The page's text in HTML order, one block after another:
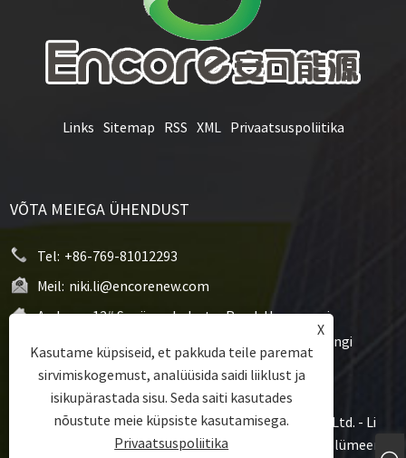
Links Sitemap RSS XML Privaatsuspoliitika
VÕTA MEIEGA ÜHENDUST
Tel: +86-769-81012293
Meil: niki.li@encorenew.com
Aadress: 12# Sanjiang Industry Road, Hengquani
kogukond, Hengli linn, Dongguani linn, Guangdongi
provints, Hiina
Autoriõigus © 2022 Dongguan Encore Energy Co.,Ltd. - Li
polümeeraku, Li polümeerist prismaatiline aku, Li polümeerist
X
Kasutame küpsiseid, et pakkuda teile paremat
sirvimiskogemust, analüüsida saidi liiklust ja
isikupärastada sisu. Seda saiti kasutades
nõustute meie küpsiste kasutamisega.
Privaatsuspoliitika